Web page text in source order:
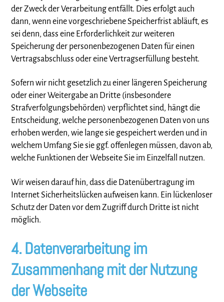
der Zweck der Verarbeitung entfällt. Dies erfolgt auch
dann, wenn eine vorgeschriebene Speicherfrist abläuft, es
sei denn, dass eine Erforderlichkeit zur weiteren
Speicherung der personenbezogenen Daten für einen
Vertragsabschluss oder eine Vertragserfüllung besteht.
Sofern wir nicht gesetzlich zu einer längeren Speicherung
oder einer Weitergabe an Dritte (insbesondere
Strafverfolgungsbehörden) verpflichtet sind, hängt die
Entscheidung, welche personenbezogenen Daten von uns
erhoben werden, wie lange sie gespeichert werden und in
welchem Umfang Sie sie ggf. offenlegen müssen, davon ab,
welche Funktionen der Webseite Sie im Einzelfall nutzen.
Wir weisen darauf hin, dass die Datenübertragung im
Internet Sicherheitslücken aufweisen kann. Ein lückenloser
Schutz der Daten vor dem Zugriff durch Dritte ist nicht
möglich.
4. Datenverarbeitung im
Zusammenhang mit der Nutzung
der Webseite